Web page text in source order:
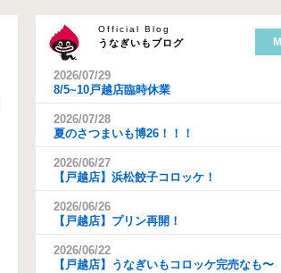
うなぎいもブログ
Official Blog
2026/07/29
8/5~10戸越店臨時休業
2026/07/28
夏のさつまいも博26！！！
2026/06/27
【戸越店】浜松餃子コロッケ！
2026/06/26
【戸越店】プリン再開！
2026/06/22
【戸越店】うなぎいもコロッケ完売なも〜